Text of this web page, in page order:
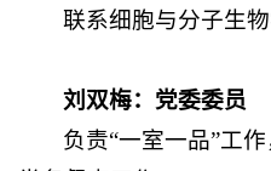
联系细胞与分子生
刘双梅：党委委员
负责“一室一品”工